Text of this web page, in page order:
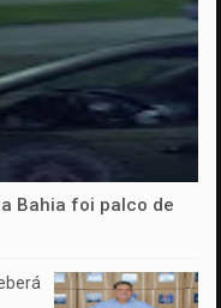
Bahia foi palco de